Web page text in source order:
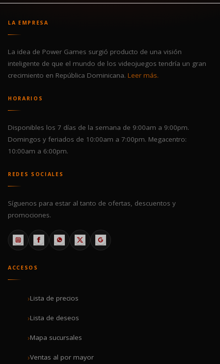
LA EMPRESA
La idea de Power Games surgió producto de una visión
inteligente de que el mundo de los videojuegos tendría un gran
crecimiento en República Dominicana. Leer más.
HORARIOS
Disponibles los 7 días de la semana de 9:00am a 9:00pm.
Domingos y feriados de 10:00am a 7:00pm. Megacentro:
10:00am a 6:00pm.
REDES SOCIALES
Síguenos para estar al tanto de ofertas, descuentos y
promociones.
ACCESOS
Lista de precios
Lista de deseos
Mapa sucursales
Ventas al por mayor